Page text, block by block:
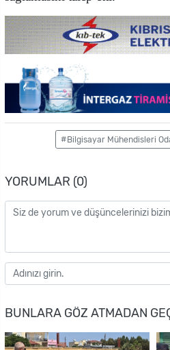
#Bilgisayar Mühendisleri
YORUMLAR (0)
BUNLARA GÖZ ATMADAN